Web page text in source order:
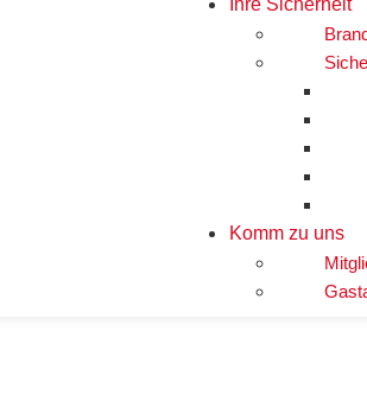
Ihre Sicherheit
Komm zu uns